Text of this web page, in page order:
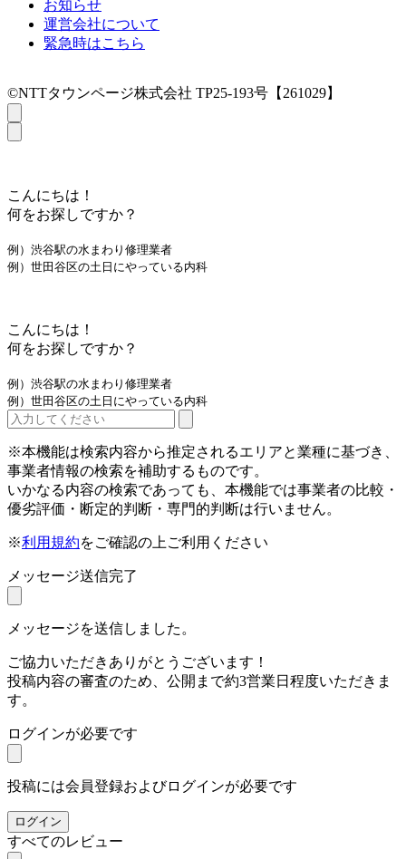
お知らせ
運営会社について
緊急時はこちら
©NTTタウンページ株式会社 TP25-193号【261029】
こんにちは！
何をお探しですか？
例）渋谷駅の水まわり修理業者
例）世田谷区の土日にやっている内科
こんにちは！
何をお探しですか？
例）渋谷駅の水まわり修理業者
例）世田谷区の土日にやっている内科
※本機能は検索内容から推定されるエリアと業種に基づき、
事業者情報の検索を補助するものです。
いかなる内容の検索であっても、本機能では事業者の比較・
優劣評価・断定的判断・専門的判断は行いません。
※利用規約をご確認の上ご利用ください
メッセージ送信完了
メッセージを送信しました。
ご協力いただきありがとうございます！
投稿内容の審査のため、公開まで約3営業日程度いただきま
す。
ログインが必要です
投稿には会員登録およびログインが必要です
ログイン
すべてのレビュー